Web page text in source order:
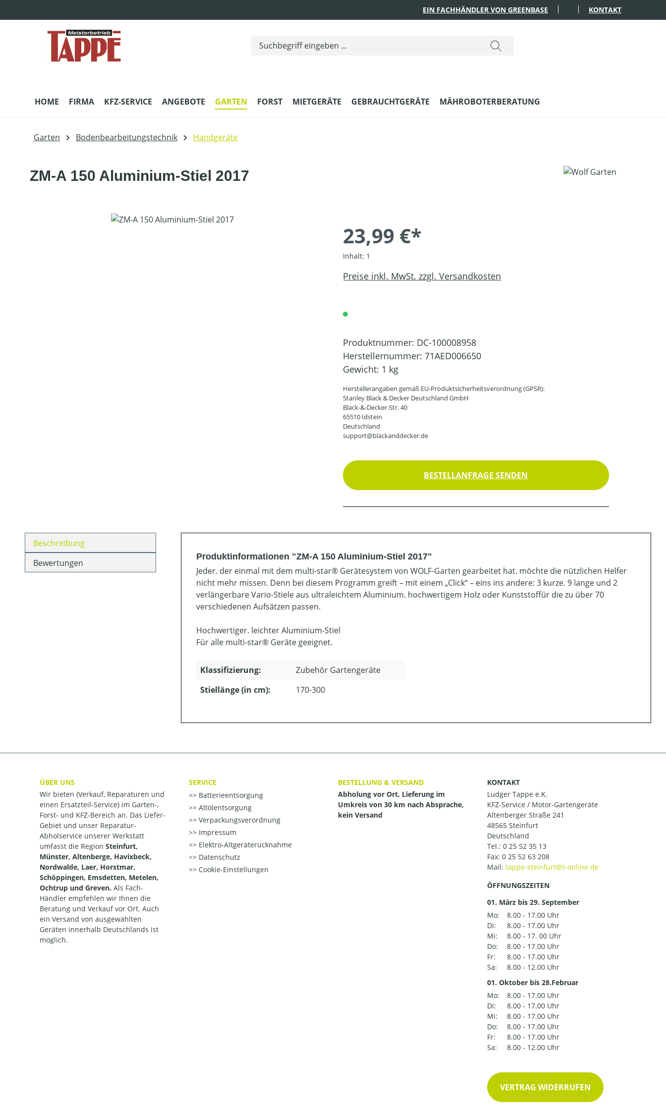
EIN FACHHÄNDLER VON GREENBASE KONTAKT
HOME FIRMA KFZ-SERVICE ANGEBOTE GARTEN FORST MIETGERÄTE GEBRAUCHTGERÄTE MÄHROBOTERBERATUNG
Garten Bodenbearbeitungstechnik Handgeräte
ZM-A 150 Aluminium-Stiel 2017
Bildergalerie überspringen
23,99 €*
Inhalt: 1
Preise inkl. MwSt. zzgl. Versandkosten
Produktnummer: DC-100008958
Herstellernummer: 71AED006650
Gewicht: 1 kg
Herstellerangaben gemäß EU-Produktsicherheitsverordnung (GPSR):
Stanley Black & Decker Deutschland GmbH
Black-&-Decker-Str. 40
65510 Idstein
Deutschland
support@blackanddecker.de
BESTELLANFRAGE SENDEN
Beschreibung
Bewertungen
Produktinformationen "ZM-A 150 Aluminium-Stiel 2017"
Jeder. der einmal mit dem multi-star® Gerätesystem von WOLF-Garten gearbeitet hat. möchte die nützlichen Helfer
nicht mehr missen. Denn bei diesem Programm greift – mit einem „Click“ – eins ins andere: 3 kurze. 9 lange und 2
verlängerbare Vario-Stiele aus ultraleichtem Aluminium. hochwertigem Holz oder Kunststoffür die zu über 70
verschiedenen Aufsätzen passen.
Hochwertiger. leichter Aluminium-Stiel
Für alle multi-star® Geräte geeignet.
Klassifizierung:
Zubehör Gartengeräte
Stiellänge (in cm):
170-300
ÜBER UNS
Wir bieten (Verkauf, Reparaturen und
einen Ersatzteil-Service) im Garten-,
Forst- und KFZ-Bereich an. Das Liefer-
Gebiet und unser Reparatur-
Abholservice unserer Werkstatt
umfasst die Region Steinfurt,
Münster, Altenberge, Havixbeck,
Nordwalde, Laer, Horstmar,
Schöppingen, Emsdetten, Metelen,
Ochtrup und Greven. Als Fach-
Händler empfehlen wir Ihnen die
Beratung und Verkauf vor Ort. Auch
ein Versand von ausgewählten
Geräten innerhalb Deutschlands ist
möglich.
SERVICE
Batterieentsorgung
Altölentsorgung
Verpackungsverordnung
Impressum
Elektro-Altgeräterücknahme
Datenschutz
Cookie-Einstellungen
BESTELLUNG & VERSAND
Abholung vor Ort, Lieferung im
Umkreis von 30 km nach Absprache,
kein Versand
KONTAKT
Ludger Tappe e.K.
KFZ-Service / Motor-Gartengeräte
Altenberger Straße 241
48565 Steinfurt
Deutschland
Tel.: 0 25 52 35 13
Fax: 0 25 52 63 208
Mail:
ÖFFNUNGSZEITEN
01. März bis 29. September
Mo:
8.00 - 17.00 Uhr
Di:
8.00 - 17.00 Uhr
Mi:
8.00 - 17. 00 Uhr
Do:
8.00 - 17.00 Uhr
Fr:
8.00 - 17.00 Uhr
Sa:
8.00 - 12.00 Uhr
01. Oktober bis 28.Februar
Mo:
8.00 - 17.00 Uhr
Di:
8.00 - 17.00 Uhr
Mi:
8.00 - 17.00 Uhr
Do:
8.00 - 17.00 Uhr
Fr:
8.00 - 17.00 Uhr
Sa:
8.00 - 12.00 Uhr
VERTRAG WIDERRUFEN